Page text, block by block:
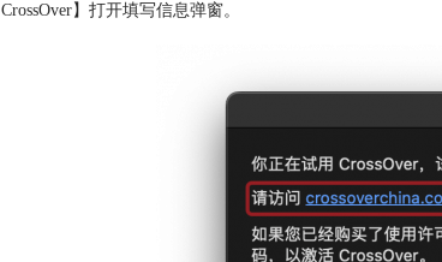
CrossOver】打开填写信息弹窗。